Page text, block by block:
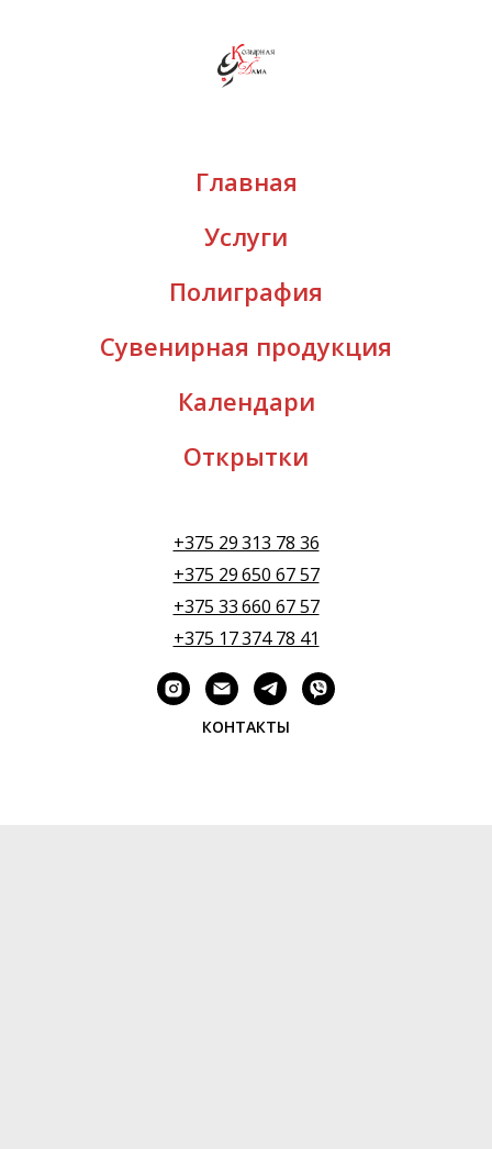
Главная
Услуги
Полиграфия
Сувенирная продукция
Календари
Открытки
+375 29 313 78 36
+375 29 650 67 57
+375 33 660 67 57
+375 17 374 78 41
КОНТАКТЫ